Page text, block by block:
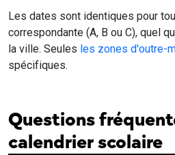
Les dates sont identiques pour
correspondante (A, B ou C), quel
la ville. Seules les zones d'outre-
spécifiques.
Questions
calendrier scolaire